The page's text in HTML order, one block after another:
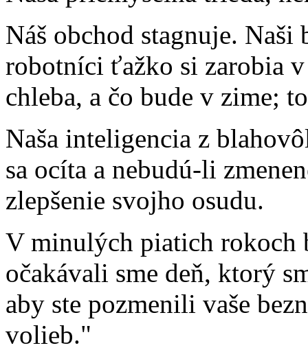
Náš obchod stagnuje.
robotníci ťažko si zarobia
chleba, a čo bude v zime;
Naša inteligencia z
sa ocíta a nebudú-li
zlepšenie svojho osudu.
V minulých piatich rokoch
očakávali sme deň, ktorý
aby ste pozmenili vaše
volieb."